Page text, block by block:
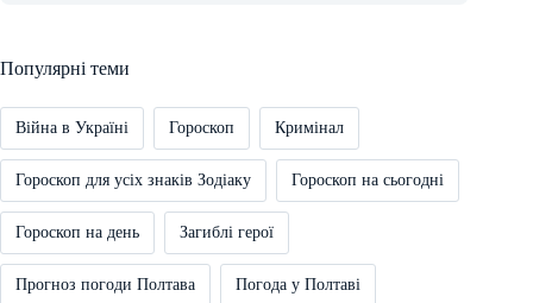
Популярні теми
Війна в Україні Гороскоп Кримінал
Гороскоп для усіх знаків Зодіаку Гороскоп на сьогодні
Гороскоп на день Загиблі герої
Прогноз погоди Полтава Погода у Полтаві